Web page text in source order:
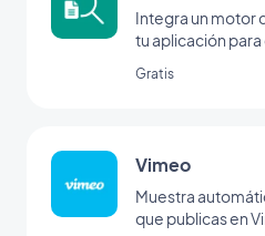
Integra un motor
tu aplicación para
de ojos con la
Gratis
Vimeo
Muestra
que publicas en